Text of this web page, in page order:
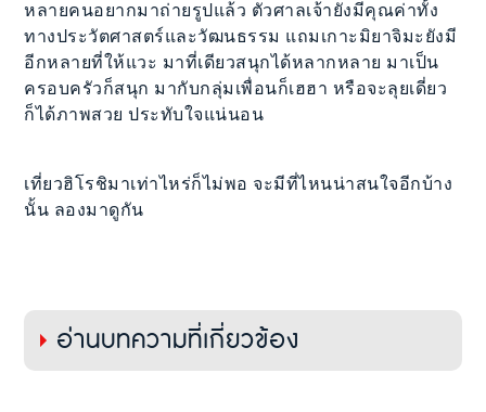
หลายคนอยากมาถ่ายรูปแล้ว ตัวศาลเจ้ายังมีคุณค่าทั้ง
ทางประวัตศาสตร์และวัฒนธรรม แถมเกาะมิยาจิมะยังมี
อีกหลายที่ให้แวะ มาที่เดียวสนุกได้หลากหลาย มาเป็น
ครอบครัวก็สนุก มากับกลุ่มเพื่อนก็เฮฮา หรือจะลุยเดี่ยว
ก็ได้ภาพสวย ประทับใจแน่นอน
เที่ยวฮิโรชิมาเท่าไหร่ก็ไม่พอ จะมีที่ไหนน่าสนใจอีกบ้าง
นั้น ลองมาดูกัน
อ่านบทความที่เกี่ยวข้อง